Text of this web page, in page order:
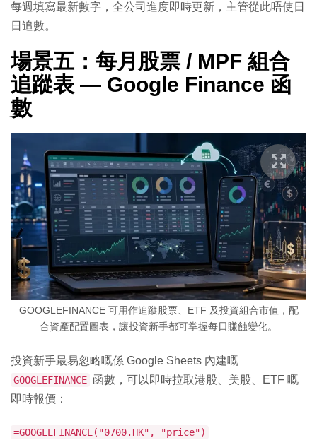
每週填寫最新數字，全公司進度即時更新，主管從此唔使日
日追數。
場景五：每月股票 / MPF 組合
追蹤表 — Google Finance 函
數
GOOGLEFINANCE 可用作追蹤股票、ETF 及投資組合市值，配
合資產配置圖表，讓投資新手都可掌握每日賺蝕變化。
投資新手最易忽略嘅係 Google Sheets 內建嘅
GOOGLEFINANCE 函數，可以即時拉取港股、美股、ETF 嘅
即時報價：
=GOOGLEFINANCE("0700.HK", "price")